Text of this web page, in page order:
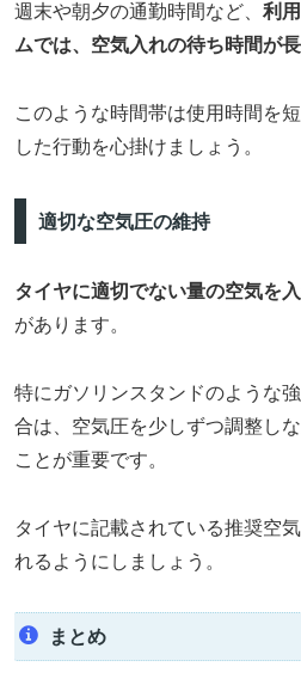
週末や朝夕の通勤時間など、 利
ムでは、空気入れの待ち時間が
このような時間帯は使用時間を
した行動を心掛けましょう。
適切な空気圧の維持
タイヤに適切でない量の空気を
があります。
特にガソリンスタンドのような
合は、空気圧を少しずつ調整し
ことが重要です。
タイヤに記載されている推奨空
れるようにしましょう。
まとめ